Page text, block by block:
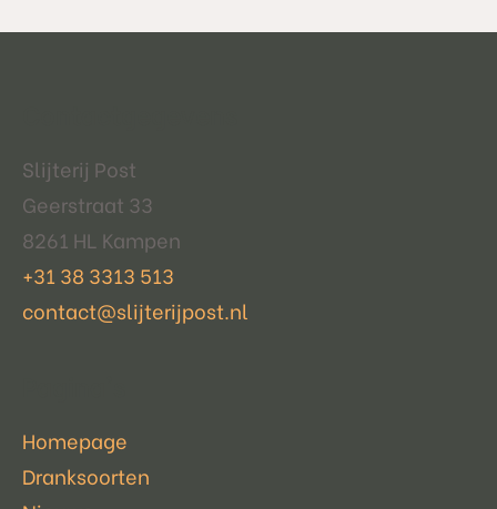
Slijterij Post
Geerstraat 33
8261 HL Kampen
+31 38 3313 513
contact@slijterijpost.nl
Homepage
Dranksoorten